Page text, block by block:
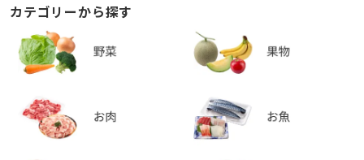
カテゴリーから探す